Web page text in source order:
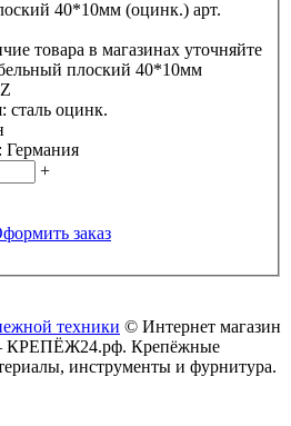
товара в магазинах уточняйте
плоский 40*10мм
Z
сталь оцинк.
Германия
+
заказ
© Интернет магазин
КРЕПЁЖ24.рф. Крепёжные
инструменты и фурнитура.